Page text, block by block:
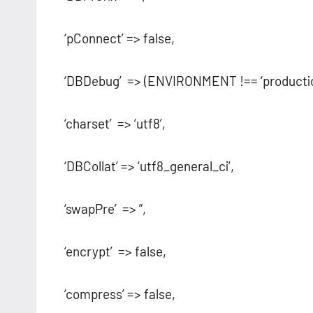
‘pConnect’ => false,
‘DBDebug’ => (ENVIRONMENT !==
‘charset’ => ‘utf8’,
‘DBCollat’ => ‘utf8_general_ci’,
‘swapPre’ => ”,
‘encrypt’ => false,
‘compress’ => false,